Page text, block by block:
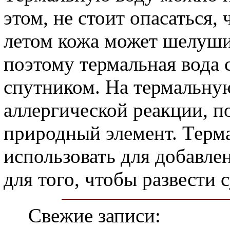
этом, не стоит
летом кожа может
поэтому термальная
спутником. На
аллергической реакции,
природный элемент.
использовать для
для того, чтобы
Свежие записи: